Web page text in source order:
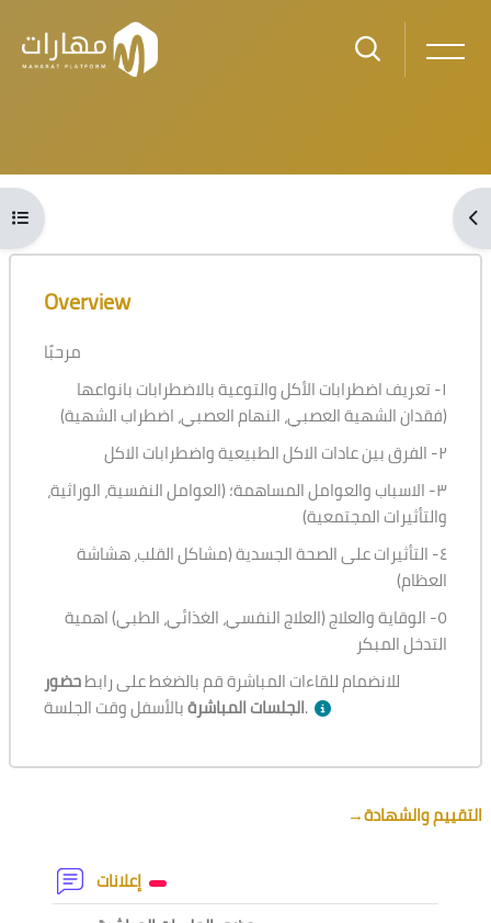
Skip to main content
Blocks
Open course index
Blocks
Skip [Cocoon] Course Overview
Overview
مرحبًا
١- تعريف اضطرابات الأكل والتوعية بالاضطرابات بانواعها
(فقدان الشهية العصبي، النهام العصبي، اضطراب الشهية)
٢- الفرق بين عادات الاكل الطبيعية واضطرابات الاكل
٣- الاسباب والعوامل المساهمة؛ (العوامل النفسية، الوراثية،
والتأثيرات المجتمعية)
٤- التأثيرات على الصحة الجسدية (مشاكل القلب، هشاشة
العظام)
٥- الوقاية والعلاج (العلاج النفسي، الغذائي، الطبي) اهمية
التدخل المبكر
للانضمام للقاءات المباشرة قم بالضغط على رابطحضور
الجلسات المباشرةبالأسفل وقت الجلسة.
→التقييم والشهادة
Forum